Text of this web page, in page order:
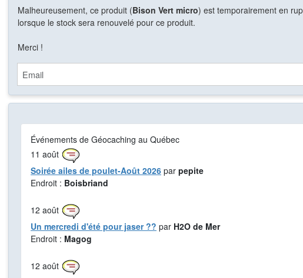
Malheureusement, ce produit (Bison Vert micro) est temporairement en
lorsque le stock sera renouvelé pour ce produit.
Merci !
Événements de Géocaching au Québec
11 août
Soirée ailes de poulet-Août 2026 par pepite
Endroit : Boisbriand
12 août
Un mercredi d'été pour jaser ?? par H2O de Mer
Endroit : Magog
12 août